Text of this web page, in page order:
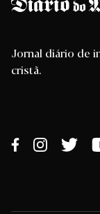
Jornal diário de
cristã.